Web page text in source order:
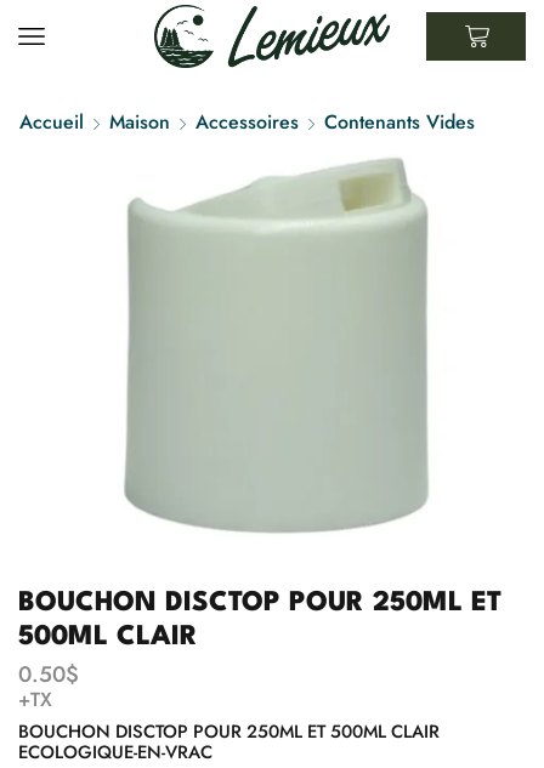
Accueil Maison Accessoires Contenants Vides
BOUCHON DISCTOP POUR 250ML ET
500ML CLAIR
0.50$
+TX
BOUCHON DISCTOP POUR 250ML ET 500ML CLAIR
ECOLOGIQUE-EN-VRAC